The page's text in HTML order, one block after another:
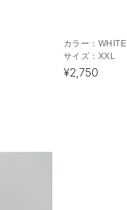
カラー： WHITE
サイズ： XXL
¥2,750